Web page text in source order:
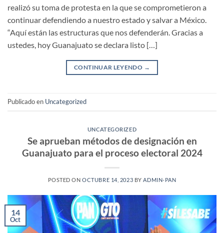
realizó su toma de protesta en la que se comprometieron a
continuar defendiendo a nuestro estado y salvar a México.
“Aquí están las estructuras que nos defenderán. Gracias a
ustedes, hoy Guanajuato se declara listo […]
CONTINUAR LEYENDO →
Publicado en Uncategorized
UNCATEGORIZED
Se aprueban métodos de designación en
Guanajuato para el proceso electoral 2024
POSTED ONOCTUBRE 14, 2023 BY ADMIN-PAN
14
Oct